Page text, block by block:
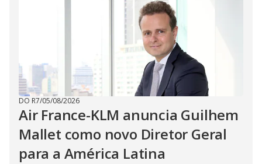
DO R7/05/08/2026
Air France-KLM anuncia Guilhem
Mallet como novo Diretor Geral
para a América Latina